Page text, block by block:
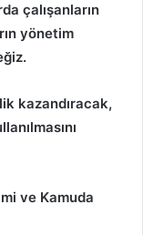
çalışanların
yönetim
kazandıracak,
ve Kamuda